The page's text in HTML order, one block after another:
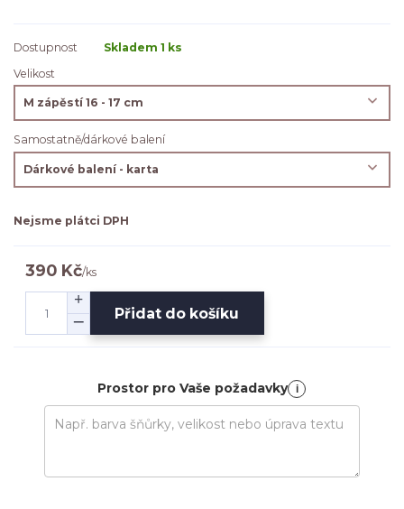
Dostupnost
Skladem 1 ks
Velikost
Samostatně/dárkové balení
Nejsme plátci DPH
390 Kč/ks
Přidat do košíku
Prostor pro Vaše požadavky i